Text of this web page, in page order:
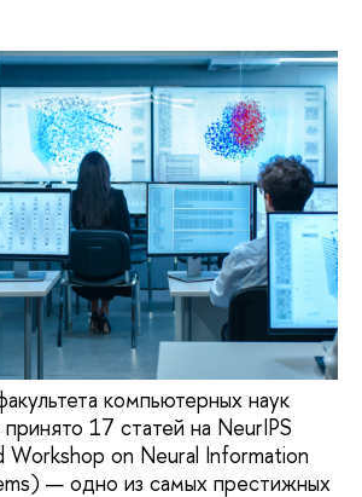
компьютерных наук
17 статей на NeurIPS
on Neural Information
— одно из самых престижных